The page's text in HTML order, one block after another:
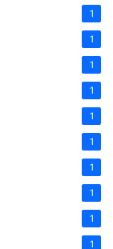
1
1
1
1
1
1
1
1
1
1